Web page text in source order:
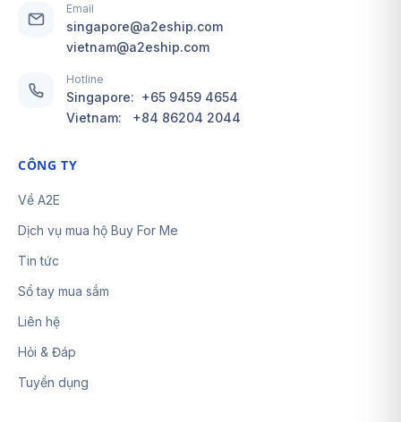
Email
singapore@a2eship.com
vietnam@a2eship.com
Hotline
Singapore: +65 9459 4654
Vietnam: +84 86204 2044
CÔNG TY
Về A2E
Dịch vụ mua hộ Buy For Me
Tin tức
Sổ tay mua sắm
Liên hệ
Hỏi & Đáp
Tuyển dụng